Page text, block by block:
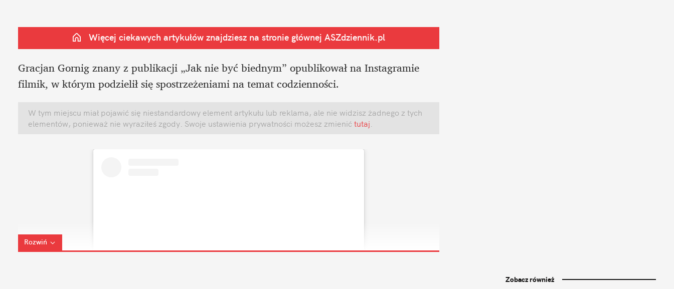
Więcej ciekawych artykułów znajdziesz na stronie głównej ASZdziennik.pl
Gracjan Gornig znany z publikacji „Jak nie być biednym” opublikował na Instagramie
filmik, w którym podzielił się spostrzeżeniami na temat codzienności.
W tym miejscu miał pojawić się niestandardowy element artykułu lub reklama, ale nie widzisz żadnego z tych
elementów, ponieważ nie wyraziłeś zgody. Swoje ustawienia prywatności możesz zmienić tutaj
Rozwiń
Zobacz również